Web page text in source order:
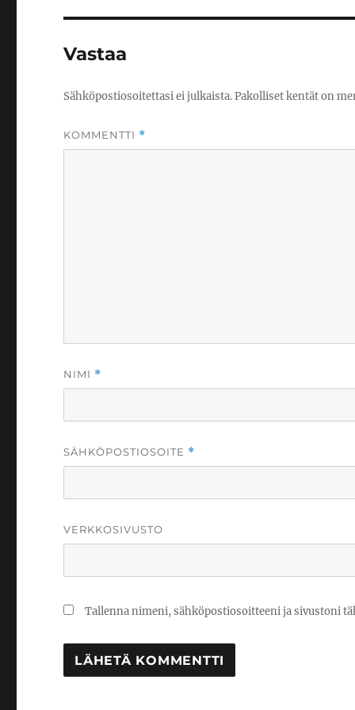
Vastaa
Sähköpostiosoitettasi ei julkaista.Pakolliset kentät on
KOMMENTTI *
NIMI *
SÄHKÖPOSTIOSOITE *
VERKKOSIVUSTO
Tallenna nimeni, sähköpostiosoitteeni ja sivustoni